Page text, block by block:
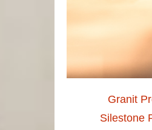
Granit
Silestone